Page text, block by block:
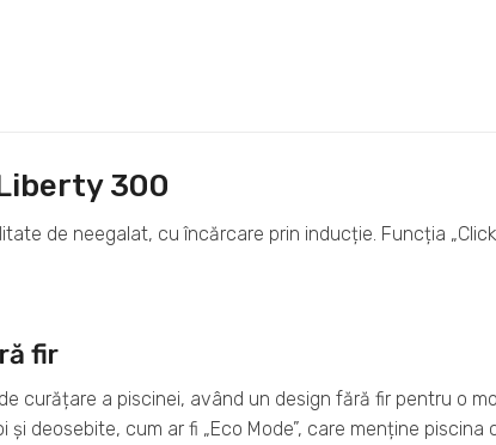
300
de neegalat, cu încărcare prin inducție. Funcția
fir
curățare a piscinei, având un design fără fir pentru o
deosebite, cum ar fi „Eco Mode”, care menține